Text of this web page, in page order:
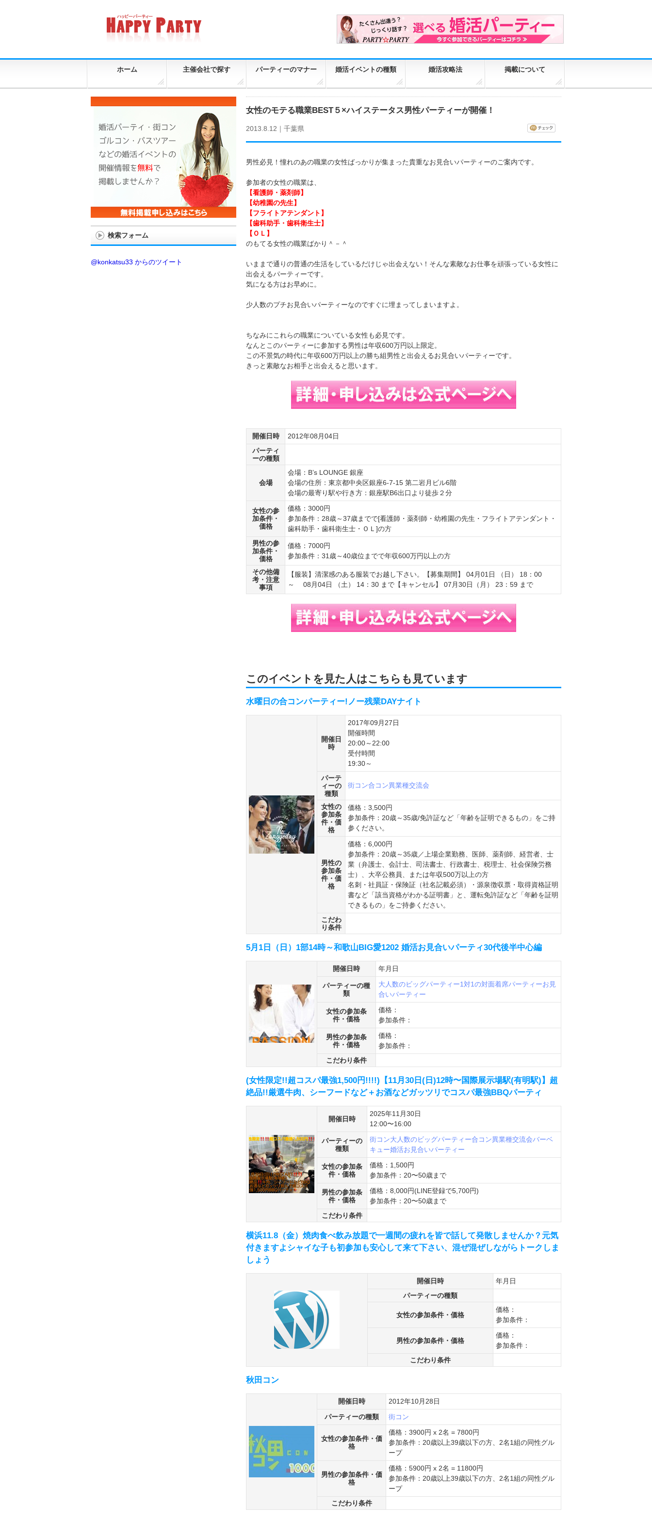
ホーム 主催会社で探す パーティーのマナー 婚活イベントの種類 婚活攻略法 掲載について
女性のモテる職業BEST５×ハイステータス男性パーティーが開催！
2013.8.12｜ 千葉県
男性必見！憧れのあの職業の女性ばっかりが集まった貴重なお見合いパーティーのご案内です。
参加者の女性の職業は、
【看護師・薬剤師】
【幼稚園の先生】
【フライトアテンダント】
【歯科助手・歯科衛生士】
【ＯＬ】
のもてる女性の職業ばかり＾－＾
いままで通りの普通の生活をしているだけじゃ出会えない！そんな素敵なお仕事を頑張っている女性に
出会えるパーティーです。
気になる方はお早めに。
少人数のプチお見合いパーティーなのですぐに埋まってしまいますよ。
ちなみにこれらの職業についている女性も必見です。
なんとこのパーティーに参加する男性は年収600万円以上限定。
この不景気の時代に年収600万円以上の勝ち組男性と出会えるお見合いパーティーです。
きっと素敵なお相手と出会えると思います。
開催日時
2012年08月04日
パーティ
ーの種類
会場
会場：B’s LOUNGE 銀座
会場の住所：東京都中央区銀座6-7-15 第二岩月ビル6階
会場の最寄り駅や行き方：銀座駅B6出口より徒歩２分
女性の参
加条件・
価格
価格：3000円
参加条件：28歳～37歳までで[看護師・薬剤師・幼稚園の先生・フライトアテンダント・
歯科助手・歯科衛生士・ＯＬ]の方
男性の参
加条件・
価格
価格：7000円
参加条件：31歳～40歳位までで年収600万円以上の方
その他備
考・注意
事項
【服装】清潔感のある服装でお越し下さい。【募集期間】 04月01日 （日） 18：00
～ 08月04日 （土） 14：30 まで【キャンセル】 07月30日（月） 23：59 まで
このイベントを見た人はこちらも見ています
水曜日の合コンパーティー!ノー残業DAYナイト
開催日
時
2017年09月27日
開催時間
20:00～22:00
受付時間
19:30～
パーテ
ィーの
種類
街コン合コン異業種交流会
女性の
参加条
件・価
格
価格：3,500円
参加条件：20歳～35歳/免許証など「年齢を証明できるもの」をご持
参ください。
男性の
参加条
件・価
格
価格：6,000円
参加条件：20歳～35歳／上場企業勤務、医師、薬剤師、経営者、士
業（弁護士、会計士、司法書士、行政書士、税理士、社会保険労務
士）、大卒公務員、または年収500万以上の方
名刺・社員証・保険証（社名記載必須）・源泉徴収票・取得資格証明
書など「該当資格がわかる証明書」と、運転免許証など「年齢を証明
できるもの」をご持参ください。
こだわ
り条件
5月1日（日）1部14時～和歌山BIG愛1202 婚活お見合いパーティ30代後半中心編
開催日時 年月日
パーティーの種
類
大人数のビッグパーティー1対1の対面着席パーティーお見
合いパーティー
女性の参加条
件・価格
価格：
参加条件：
男性の参加条
件・価格
価格：
参加条件：
こだわり条件
(女性限定!!超コスパ最強1,500円!!!!)【11月30日(日)12時〜国際展示場駅(有明駅)】超
絶品!!厳選牛肉、シーフードなど＋お酒などガッツリでコスパ最強BBQパーティ
開催日時
2025年11月30日
12:00〜16:00
パーティーの
種類
街コン大人数のビッグパーティー合コン異業種交流会バーベ
キュー婚活お見合いパーティー
女性の参加条
件・価格
価格：1,500円
参加条件：20〜50歳まで
男性の参加条
件・価格
価格：8,000円(LINE登録で5,700円)
参加条件：20〜50歳まで
こだわり条件
横浜11.8（金）焼肉食べ飲み放題で一週間の疲れを皆で話して発散しませんか？元気
付きますよシャイな子も初参加も安心して来て下さい、混ぜ混ぜしながらトークしま
しょう
開催日時
年月日
パーティーの種類
女性の参加条件・価格
価格：
参加条件：
男性の参加条件・価格
価格：
参加条件：
こだわり条件
秋田コン
開催日時
2012年10月28日
パーティーの種類
街コン
女性の参加条件・価
格
価格：3900円 x 2名 = 7800円
参加条件：20歳以上39歳以下の方、2名1組の同性グル
ープ
男性の参加条件・価
格
価格：5900円 x 2名 = 11800円
参加条件：20歳以上39歳以下の方、2名1組の同性グル
ープ
こだわり条件
検索フォーム
@konkatsu33 からのツイート